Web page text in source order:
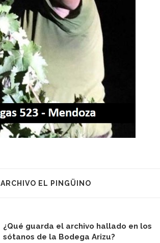
ARCHIVO EL PINGÜINO
¿Qué guarda el archivo hallado en los
sótanos de la Bodega Arizu?